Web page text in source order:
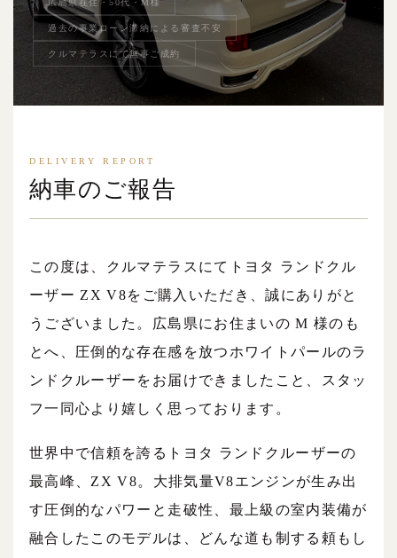
広島県在住・50代・M様
過去の事業ローン滞納による審査不安
クルマテラスにて無事ご成約
DELIVERY REPORT
納車のご報告
この度は、クルマテラスにてトヨタ ランドクル
ーザー ZX V8をご購入いただき、誠にありがと
うございました。広島県にお住まいの M 様のも
とへ、圧倒的な存在感を放つホワイトパールのラ
ンドクルーザーをお届けできましたこと、スタッ
フ一同心より嬉しく思っております。
世界中で信頼を誇るトヨタ ランドクルーザーの
最高峰、ZX V8。大排気量V8エンジンが生み出
す圧倒的なパワーと走破性、最上級の室内装備が
融合したこのモデルは、どんな道も制する頼もし